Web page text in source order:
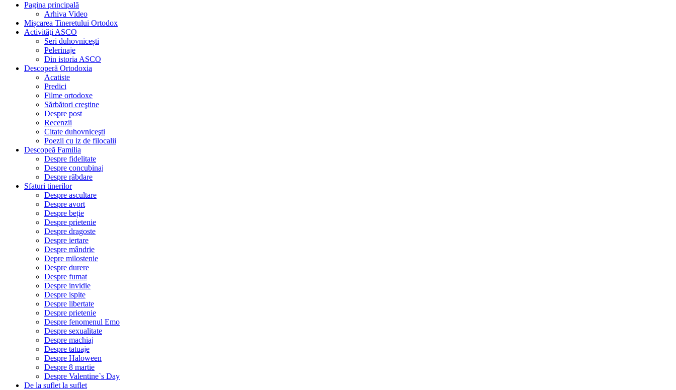
Pagina principală
Arhiva Video
Mișcarea Tineretului Ortodox
Activităţi ASCO
Seri duhovnicești
Pelerinaje
Din istoria ASCO
Descoperă Ortodoxia
Acatiste
Predici
Filme ortodoxe
Sărbători creştine
Despre post
Recenzii
Citate duhovniceşti
Poezii cu iz de filocalii
Descopeă Familia
Despre fidelitate
Despre concubinaj
Despre răbdare
Sfaturi tinerilor
Despre ascultare
Despre avort
Despre beție
Despre prietenie
Despre dragoste
Despre iertare
Despre mândrie
Depre milostenie
Despre durere
Despre fumat
Despre invidie
Despre ispite
Despre libertate
Despre prietenie
Despre fenomenul Emo
Despre sexualitate
Despre machiaj
Despre tatuaje
Despre Haloween
Despre 8 martie
Despre Valentine`s Day
De la suflet la suflet